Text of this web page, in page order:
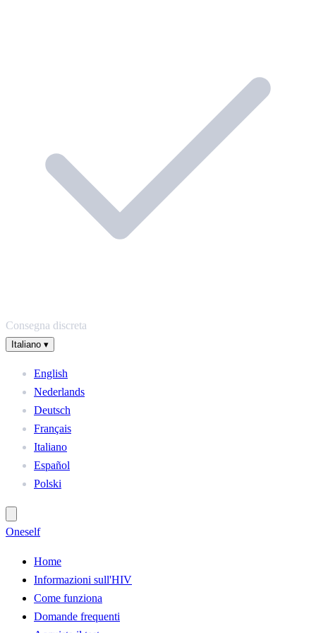
Consegna discreta
Italiano ▾
English
Nederlands
Deutsch
Français
Italiano
Español
Polski
Oneself
Home
Informazioni sull'HIV
Come funziona
Domande frequenti